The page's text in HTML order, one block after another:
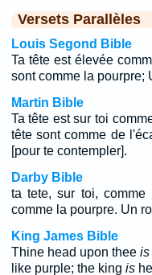
Versets Parallèles
Louis Segond Bible
Ta tête est élevée
sont comme la pourpre;
Martin Bible
Ta tête est sur toi
tête sont comme de
[pour te contempler].
Darby Bible
ta tete, sur toi,
comme la pourpre. Un
King James Bible
Thine head upon theeis
like purple; the king is